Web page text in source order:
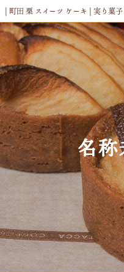
| 町田 栗 スイーツ ケーキ | 実り菓
名